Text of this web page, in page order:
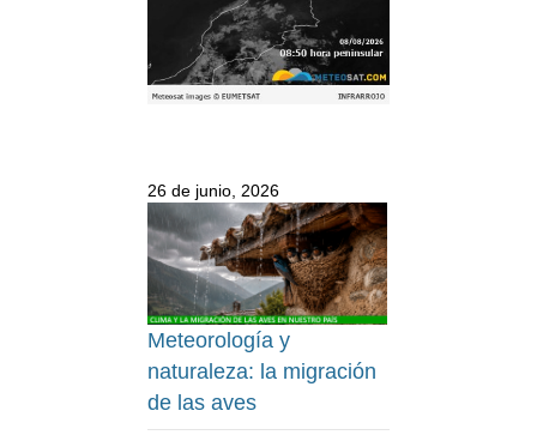
26 de junio, 2026
Meteorología y
naturaleza: la migración
de las aves